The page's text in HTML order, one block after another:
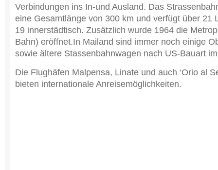
Verbindungen ins In-und Ausland. Das
eine Gesamtlänge von 300 km und verfügt über 21
19 innerstädtisch. Zusätzlich wurde 1964 die
Bahn) eröffnet.In Mailand sind immer noch einige
sowie ältere Stassenbahnwagen nach US-Bauart
Die Flughäfen Malpensa, Linate und auch ‘Orio al
bieten internationale Anreisemöglichkeiten.